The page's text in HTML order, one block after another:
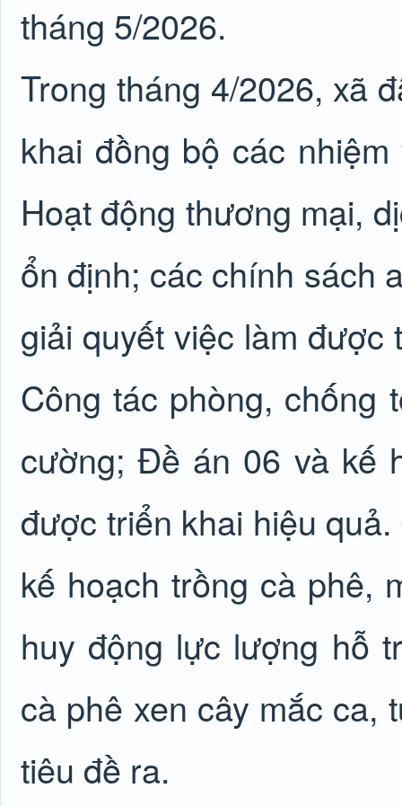
tháng 5/2026.
Trong tháng 4/2026, xã
khai đồng bộ các
Hoạt động thương mại,
ổn định; các chính sách
giải quyết việc làm
Công tác phòng, chống
cường; Đề án 06 và kế
được triển khai hiệu
kế hoạch trồng cà phê,
huy động lực lượng hỗ
cà phê xen cây mắc ca,
tiêu đề ra.